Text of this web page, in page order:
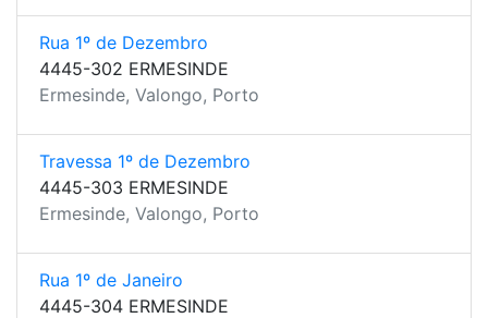
Rua 1º de Dezembro
4445-302 ERMESINDE
Ermesinde, Valongo, Porto
Travessa 1º de Dezembro
4445-303 ERMESINDE
Ermesinde, Valongo, Porto
Rua 1º de Janeiro
4445-304 ERMESINDE